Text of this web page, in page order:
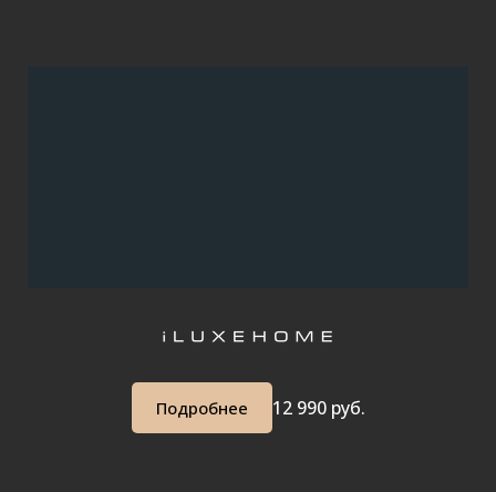
Подробнее 12 990 руб.